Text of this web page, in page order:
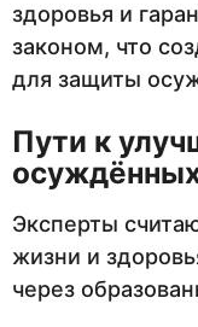
здоровья и
законом, что
для защиты
Пути к
Эксперты
жизни и
через